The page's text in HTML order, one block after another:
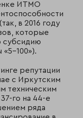
ИТМО
в 2016 году
которые
субсидию
репутации
с Иркутским
техническим
го на 44-е
ряда